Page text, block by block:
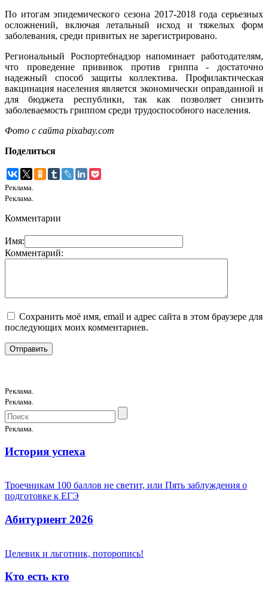
По итогам эпидемического сезона 2017-2018 года серьезных
осложнений, включая летальный исход и тяжелых форм
заболевания, среди привитых не зарегистрировано.
Региональный Роспортебнадзор напоминает работодателям,
что проведение прививок против гриппа - достаточно
надежный способ защиты коллектива. Профилактическая
вакцинация населения является экономически оправданной и
для бюджета республики, так как позволяет снизить
заболеваемость гриппом среди трудоспособного населения.
Фото с сайта pixabay.com
Поделиться
Реклама.
Реклама.
Комментарии
Имя:
Комментарий:
Сохранить моё имя, email и адрес сайта в этом браузере для
последующих моих комментариев.
Реклама.
Реклама.
Реклама.
История успеха
Троечникам 100 баллов не светит, или Пять заблуждения о
подготовке к ЕГЭ
Абитуриент 2026
Целевик и льготник, поторопись!
Кто есть кто